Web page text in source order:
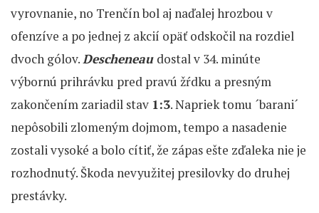
vyrovnanie, no Trenčín bol aj naďalej hrozbou v
ofenzíve a po jednej z akcií opäť odskočil na rozdiel
dvoch gólov.Descheneau dostal v 34. minúte
výbornú prihrávku pred pravú žŕdku a presným
zakončením zariadil stav 1:3. Napriek tomu ´barani´
nepôsobili zlomeným dojmom, tempo a nasadenie
zostali vysoké a bolo cítiť, že zápas ešte zďaleka nie je
rozhodnutý. Škoda nevyužitej presilovky do druhej
prestávky.